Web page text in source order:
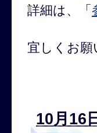
詳細は、「
宜しくお願
10月16